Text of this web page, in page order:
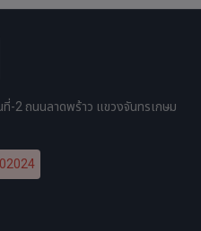
-2 ถนนลาดพร้าว แขวงจันทรเกษม